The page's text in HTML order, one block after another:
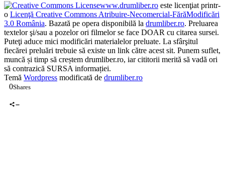
www.drumliber.ro este licenţiat printr-
o Licenţă Creative Commons Atribuire-Necomercial-FărăModificări
3.0 România. Bazată pe opera disponibilă la drumliber.ro. Preluarea
textelor şi/sau a pozelor ori filmelor se face DOAR cu citarea sursei.
Puteţi aduce mici modificări materialelor preluate. La sfârşitul
fiecărei preluări trebuie să existe un link către acest sit. Punem suflet,
muncă și timp să creștem drumliber.ro, iar cititorii merită să vadă ori
să contrazică SURSA informației.
Temă Wordpress modificată de drumliber.ro
0Shares